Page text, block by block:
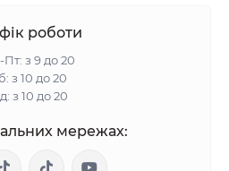
роботи
з 9 до 20
з 10 до 20
з 10 до 20
мережах: